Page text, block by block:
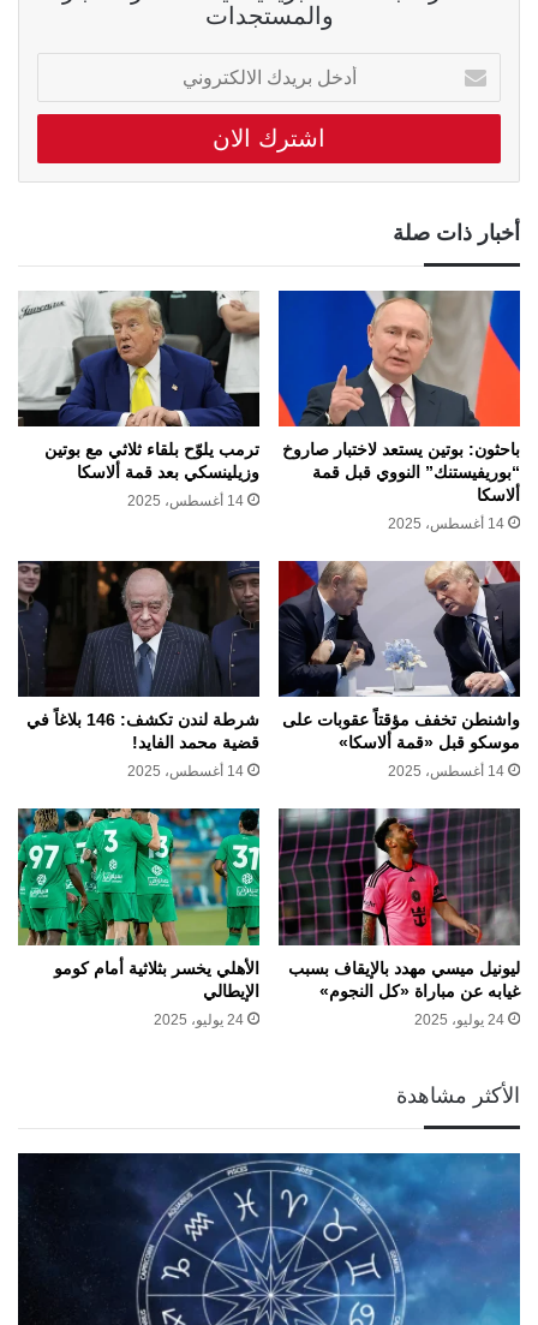
والمستجدات
أدخل
بريدك
الالكتروني
أخبار ذات صلة
باحثون: بوتين يستعد لاختبار صاروخ
“بوريفيستنك” النووي قبل قمة
ألاسكا
14 أغسطس، 2025
ترمب يلوّح بلقاء ثلاثي مع بوتين
وزيلينسكي بعد قمة ألاسكا
14 أغسطس، 2025
واشنطن تخفف مؤقتاً عقوبات على
موسكو قبل «قمة ألاسكا»
14 أغسطس، 2025
شرطة لندن تكشف: 146 بلاغاً في
قضية محمد الفايد!
14 أغسطس، 2025
ليونيل ميسي مهدد بالإيقاف بسبب
غيابه عن مباراة «كل النجوم»
24 يوليو، 2025
الأهلي يخسر بثلاثية أمام كومو
الإيطالي
24 يوليو، 2025
الأكثر مشاهدة